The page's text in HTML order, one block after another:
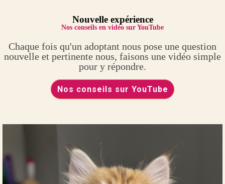
Nouvelle expérience
Nos conseils en vidéo sur YouTube
Chaque fois qu'un adoptant nous pose une question
nouvelle et pertinente nous, faisons une vidéo simple
pour y répondre.
Nos conseils sur YouTube